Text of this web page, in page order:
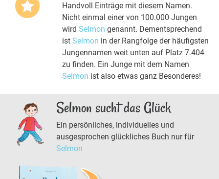
Handvoll Einträge mit diesem Namen.
Nicht einmal einer von 100.000 Jungen
wird Selmon genannt. Dementsprechend
ist Selmon in der Rangfolge der häufigsten
Jungennamen weit unten auf Platz 7.404
zu finden. Ein Junge mit dem Namen
Selmon ist also etwas ganz Besonderes!
Selmon sucht das Glück
Ein persönliches, individuelles und
ausgesprochen glückliches Buch nur für
Selmon